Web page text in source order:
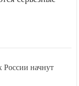
серьёзные
начнут